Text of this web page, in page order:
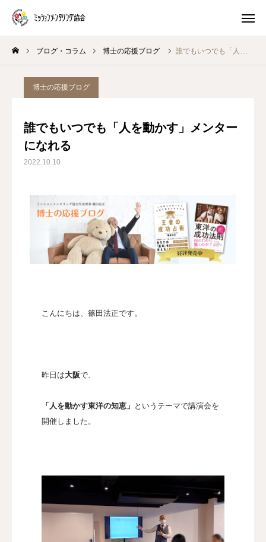
ブログ・コラム 博士の応援ブログ 誰でもいつでも「人を動かす」メンターになれる
博士の応援ブログ
誰でもいつでも「人を動かす」メンター
になれる
2022.10.10
こんにちは、篠田法正です。
昨日は大阪で、
「人を動かす東洋の知恵」 というテーマで講演会を
開催しました。
プレ講座
トイロキャラ解説
ミッションメンタリングとは
プログラム
本協会について
会員向け